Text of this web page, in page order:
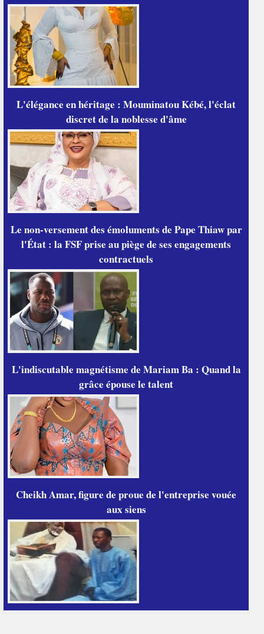
L'élégance en héritage : Mouminatou Kébé, l'éclat
discret de la noblesse d'âme
Le non-versement des émoluments de Pape Thiaw par
l'État : la FSF prise au piège de ses engagements
contractuels
L'indiscutable magnétisme de Mariam Ba : Quand la
grâce épouse le talent
Cheikh Amar, figure de proue de l'entreprise vouée
aux siens